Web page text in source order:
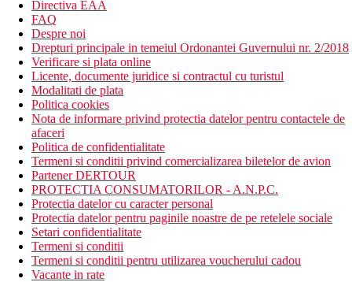
teren de joaca pentru copii
business centre
parcare
lift
transfer de la si/sau la aeroport (contra cost)
serviciu de trezire
room service
piscina
bar langa piscina
restaurant
Descrierea plajei
plaja cu nisip
Activitati sportive gratuite
fitness
camera de jocuri
biliard
teren de joaca pentru copii
Directiva EAA
FAQ
Despre noi
Drepturi principale in temeiul Ordonantei Guvernului nr. 2/2018
Verificare si plata online
Licente, documente juridice si contractul cu turistul
Modalitati de plata
Politica cookies
Nota de informare privind protectia datelor pentru contactele de
afaceri
Politica de confidentialitate
Termeni si conditii privind comercializarea biletelor de avion
Partener DERTOUR
PROTECTIA CONSUMATORILOR - A.N.P.C.
Protectia datelor cu caracter personal
Protectia datelor pentru paginile noastre de pe retelele sociale
Setari confidentialitate
Termeni si conditii
Termeni si conditii pentru utilizarea voucherului cadou
Vacante in rate